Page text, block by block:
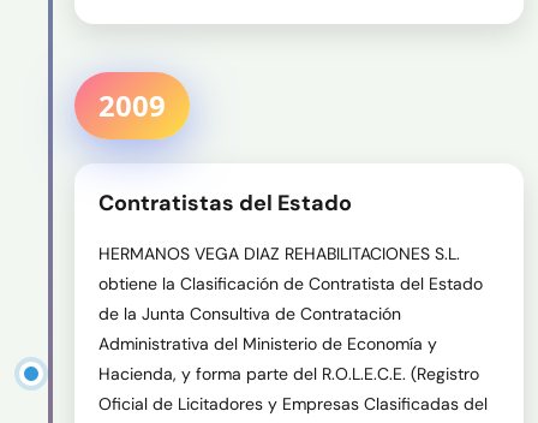
2009
Contratistas del Estado
HERMANOS VEGA DIAZ REHABILITACIONES S.L.
obtiene la Clasificación de Contratista del Estado
de la Junta Consultiva de Contratación
Administrativa del Ministerio de Economía y
Hacienda, y forma parte del R.O.L.E.C.E. (Registro
Oficial de Licitadores y Empresas Clasificadas del